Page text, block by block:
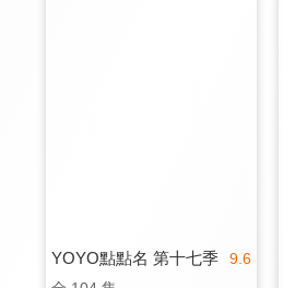
9.6
YOYO點點名 第十七季